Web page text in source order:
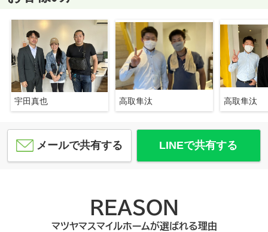
宇田真也 高取隼汰 高取隼汰
メールで共有する LINEで共有する
REASON
マツヤマスマイルホームが選ばれる理由